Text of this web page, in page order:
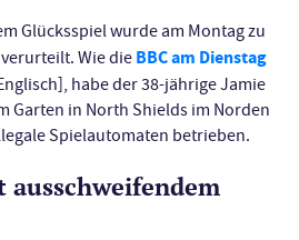
Glücksspiel wurde am Montag zu
Wie die BBC am Dienstag
habe der 38-jährige Jamie
Garten in North Shields im Norden
Spielautomaten betrieben.